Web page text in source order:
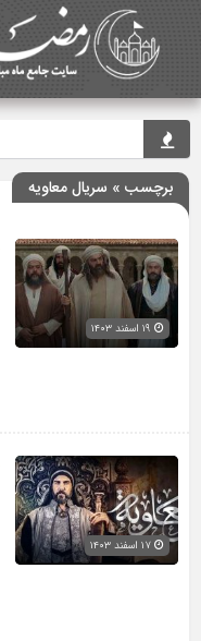
برچسب » سریال معاویه